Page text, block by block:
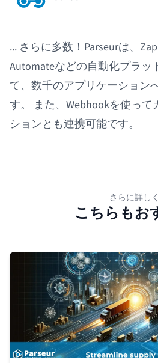
... さらに多数！Parseurは、
Automateなどの自動化プラッ
て、数千のアプリケーション
す。 また、Webhookを使っ
ションとも連携可能です。
さらに詳しく
こちらもお